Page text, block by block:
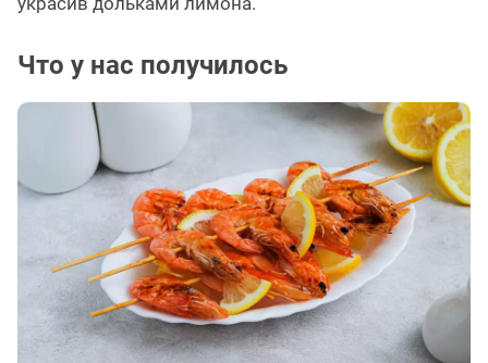
Что у нас получилось